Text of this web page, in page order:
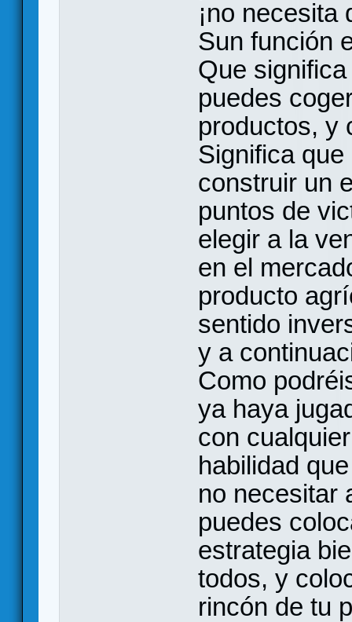
¡no
Sun función
Que
puedes
productos, y
Significa
construir un
puntos de
elegir a la
en el
producto
sentido
y a
Como
ya haya
con
habilidad
no necesitar
puedes
estrategia
todos, y
rincón de tu